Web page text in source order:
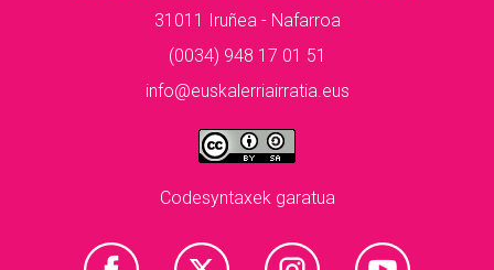
31011 Iruñea - Nafarroa
(0034) 948 17 01 51
info@euskalerriairratia.eus
Codesyntaxek garatua